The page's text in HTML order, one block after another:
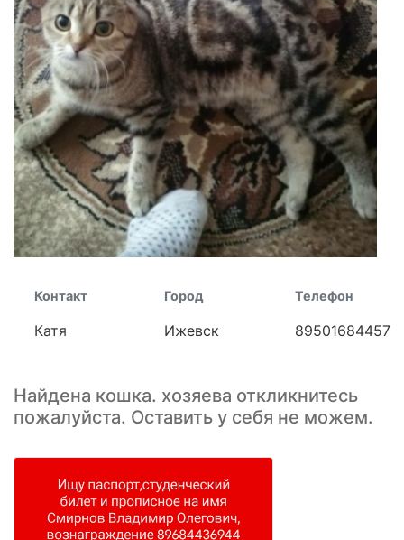
Контакт
Катя
Город
Ижевск
Телефон
89501684457
Найдена кошка. хозяева откликнитесь
пожалуйста. Оставить у себя не можем.